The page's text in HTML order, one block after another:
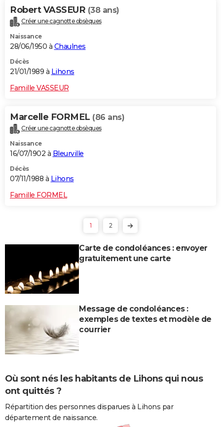
Robert VASSEUR (38 ans)
Créer une cagnotte obsèques
Naissance
28/06/1950 à Chaulnes
Décès
21/01/1989 à Lihons
Famille VASSEUR
Marcelle FORMEL (86 ans)
Créer une cagnotte obsèques
Naissance
16/07/1902 à Bleurville
Décès
07/11/1988 à Lihons
Famille FORMEL
1 2
Carte de condoléances : envoyer
gratuitement une carte
Message de condoléances :
exemples de textes et modèle de
courrier
Où sont nés les habitants de Lihons qui nous
ont quittés ?
Répartition des personnes disparues à Lihons par
département de naissance.